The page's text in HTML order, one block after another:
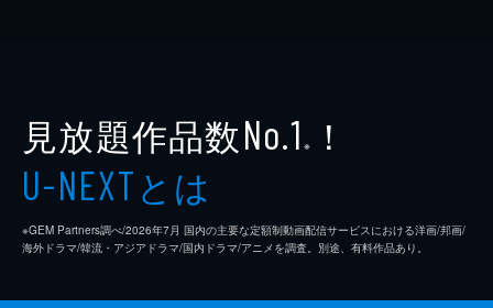
見放題作品数No.1 ※ ！
U-NEXTとは
※GEM Partners調べ/2026年7⽉ 国内の主要な定額制動画配信サービスにおける洋画/邦画/
海外ドラマ/韓流・アジアドラマ/国内ドラマ/アニメを調査。別途、有料作品あり。